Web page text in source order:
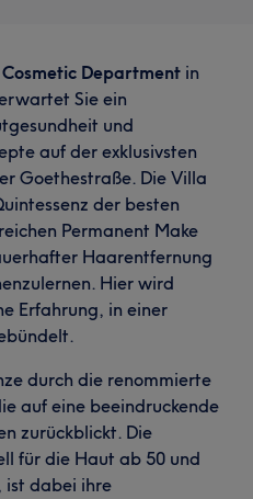
Department in
Sie ein
und
auf der exklusivsten
Goethestraße. Die Villa
der besten
Permanent Make
Haarentfernung
Hier wird
Erfahrung, in einer
durch die renommierte
auf eine beeindruckende
zurückblickt. Die
für die Haut ab 50 und
ist dabei ihre